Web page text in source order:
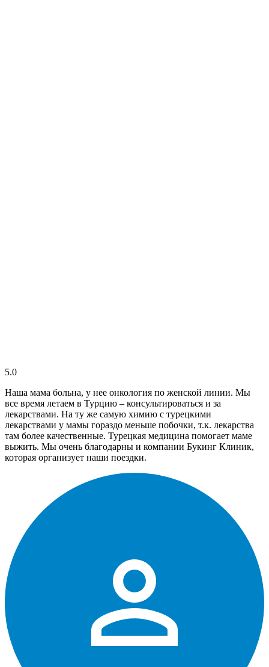
5.0
Наша мама больна, у нее онкология по женской линии. Мы
все время летаем в Турцию – консультироваться и за
лекарствами. На ту же самую химию с турецкими
лекарствами у мамы гораздо меньше побочки, т.к. лекарства
там более качественные. Турецкая медицина помогает маме
выжить. Мы очень благодарны и компании Букинг Клиник,
которая организует наши поездки.